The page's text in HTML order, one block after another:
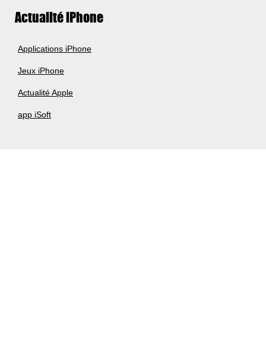
Actualité iPhone
Applications iPhone
Jeux iPhone
Actualité Apple
app iSoft